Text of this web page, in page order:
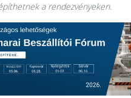
a rendezvényeken.